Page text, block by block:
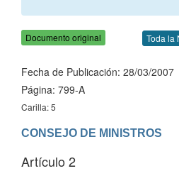
Documento original Toda la
Fecha de Publicación: 28/03/2007
Página: 799-A
Carilla: 5
Artículo 2